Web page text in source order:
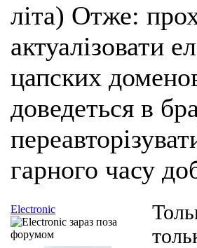
літа) Отже:
актуалізовати
цапских
доведеться в
гарного часу
Electronic